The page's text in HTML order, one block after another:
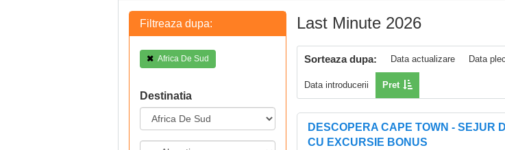
Last Minute 2026
Sorteaza dupa: Data actualizare Data
Data introducerii Pret
DESCOPERA CAPE TOWN - SEJUR
CU EXCURSIE BONUS
Filtreaza dupa:
Africa De Sud
Destinatia